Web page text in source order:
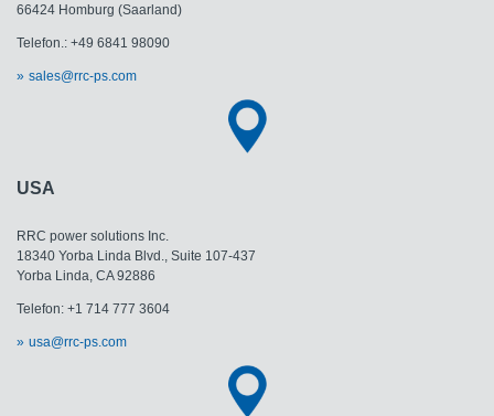
66424 Homburg (Saarland)
Telefon.: +49 6841 98090
sales@rrc-ps.com
USA
RRC power solutions Inc.
18340 Yorba Linda Blvd., Suite 107-437
Yorba Linda, CA 92886
Telefon: +1 714 777 3604
usa@rrc-ps.com